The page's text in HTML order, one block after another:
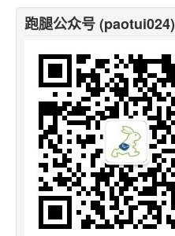
跑腿公众号 (paotui024)